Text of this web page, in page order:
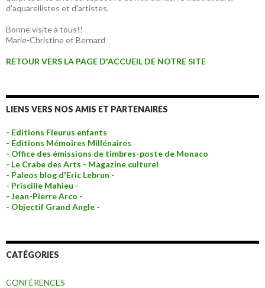
d'aquarellistes et d'artistes.
Bonne visite à tous!!
Marie-Christine et Bernard
RETOUR VERS LA PAGE D'ACCUEIL DE NOTRE SITE
LIENS VERS NOS AMIS ET PARTENAIRES
- Editions Fleurus enfants
- Editions Mémoires Millénaires
- Office des émissions de timbres-poste de Monaco
- Le Crabe des Arts - Magazine culturel
- Paleos blog d'Eric Lebrun -
- Priscille Mahieu -
- Jean-Pierre Arco -
- Objectif Grand Angle -
CATÉGORIES
CONFÉRENCES